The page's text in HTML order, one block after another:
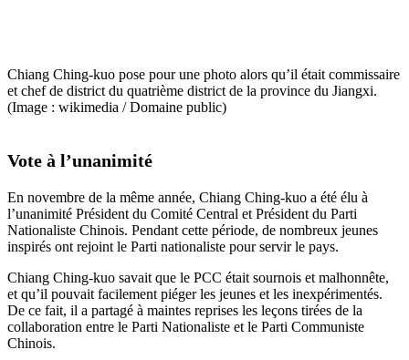
Chiang Ching-kuo pose pour une photo alors qu’il était commissaire
et chef de district du quatrième district de la province du Jiangxi.
(Image : wikimedia / Domaine public)
Vote à l’unanimité
En novembre de la même année, Chiang Ching-kuo a été élu à
l’unanimité Président du Comité Central et Président du Parti
Nationaliste Chinois. Pendant cette période, de nombreux jeunes
inspirés ont rejoint le Parti nationaliste pour servir le pays.
Chiang Ching-kuo savait que le PCC était sournois et malhonnête,
et qu’il pouvait facilement piéger les jeunes et les inexpérimentés.
De ce fait, il a partagé à maintes reprises les leçons tirées de la
collaboration entre le Parti Nationaliste et le Parti Communiste
Chinois.